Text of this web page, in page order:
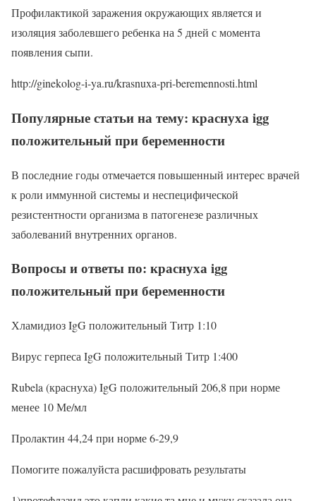
Профилактикой заражения окружающих является и
изоляция заболевшего ребенка на 5 дней с момента
появления сыпи.
http://ginekolog-i-ya.ru/krasnuxa-pri-beremennosti.html
Популярные статьи на тему: краснуха igg
положительный при беременности
В последние годы отмечается повышенный интерес врачей
к роли иммунной системы и неспецифической
резистентности организма в патогенезе различных
заболеваний внутренних органов.
Вопросы и ответы по: краснуха igg
положительный при беременности
Хламидиоз IgG положительный Титр 1:10
Вирус герпеса IgG положительный Титр 1:400
Rubela (краснуха) IgG положительный 206,8 при норме
менее 10 Ме/мл
Пролактин 44,24 при норме 6-29,9
Помогите пожалуйста расшифровать результаты